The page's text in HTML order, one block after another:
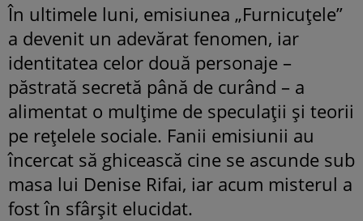
În ultimele luni, emisiunea „Furnicuțele”
a devenit un adevărat fenomen, iar
identitatea celor două personaje –
păstrată secretă până de curând – a
alimentat o mulțime de speculații și teorii
pe rețelele sociale. Fanii emisiunii au
încercat să ghicească cine se ascunde sub
masa lui Denise Rifai, iar acum misterul a
fost în sfârșit elucidat.